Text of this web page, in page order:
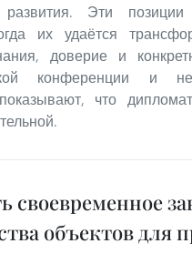
Эти
их удаётся
доверие и
конференции и
что
своевременное
объектов для